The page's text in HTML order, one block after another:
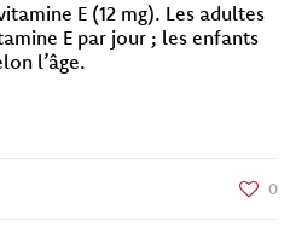
E (12 mg). Les adultes
E par jour ; les enfants
l’âge.
0